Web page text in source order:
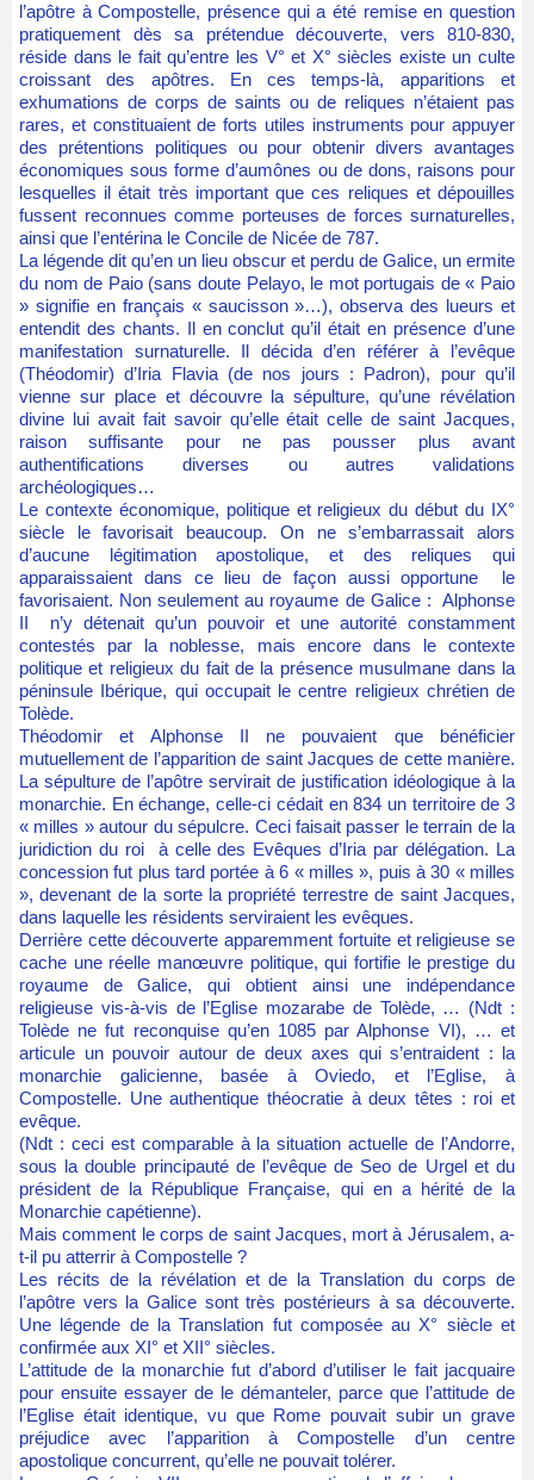
l’apôtre à Compostelle, présence qui a été remise en question
pratiquement dès sa prétendue découverte, vers 810-830,
réside dans le fait qu’entre les V° et X° siècles existe un culte
croissant des apôtres. En ces temps-là, apparitions et
exhumations de corps de saints ou de reliques n’étaient pas
rares, et constituaient de forts utiles instruments pour appuyer
des prétentions politiques ou pour obtenir divers avantages
économiques sous forme d’aumônes ou de dons, raisons pour
lesquelles il était très important que ces reliques et dépouilles
fussent reconnues comme porteuses de forces surnaturelles,
ainsi que l’entérina le Concile de Nicée de 787.
La légende dit qu’en un lieu obscur et perdu de Galice, un ermite
du nom de Paio (sans doute Pelayo, le mot portugais de « Paio
» signifie en français « saucisson »…), observa des lueurs et
entendit des chants. Il en conclut qu’il était en présence d’une
manifestation surnaturelle. Il décida d’en référer à l’evêque
(Théodomir) d’Iria Flavia (de nos jours : Padron), pour qu’il
vienne sur place et découvre la sépulture, qu’une révélation
divine lui avait fait savoir qu’elle était celle de saint Jacques,
raison suffisante pour ne pas pousser plus avant
authentifications diverses ou autres validations
archéologiques…
Le contexte économique, politique et religieux du début du IX°
siècle le favorisait beaucoup. On ne s’embarrassait alors
d’aucune légitimation apostolique, et des reliques qui
apparaissaient dans ce lieu de façon aussi opportune le
favorisaient. Non seulement au royaume de Galice : Alphonse
II n’y détenait qu’un pouvoir et une autorité constamment
contestés par la noblesse, mais encore dans le contexte
politique et religieux du fait de la présence musulmane dans la
péninsule Ibérique, qui occupait le centre religieux chrétien de
Tolède.
Théodomir et Alphonse II ne pouvaient que bénéficier
mutuellement de l’apparition de saint Jacques de cette manière.
La sépulture de l’apôtre servirait de justification idéologique à la
monarchie. En échange, celle-ci cédait en 834 un territoire de 3
« milles » autour du sépulcre. Ceci faisait passer le terrain de la
juridiction du roi à celle des Evêques d’Iria par délégation. La
concession fut plus tard portée à 6 « milles », puis à 30 « milles
», devenant de la sorte la propriété terrestre de saint Jacques,
dans laquelle les résidents serviraient les evêques.
Derrière cette découverte apparemment fortuite et religieuse se
cache une réelle manœuvre politique, qui fortifie le prestige du
royaume de Galice, qui obtient ainsi une indépendance
religieuse vis-à-vis de l’Eglise mozarabe de Tolède, … (Ndt :
Tolède ne fut reconquise qu’en 1085 par Alphonse VI), … et
articule un pouvoir autour de deux axes qui s’entraident : la
monarchie galicienne, basée à Oviedo, et l’Eglise, à
Compostelle. Une authentique théocratie à deux têtes : roi et
evêque.
(Ndt : ceci est comparable à la situation actuelle de l’Andorre,
sous la double principauté de l’evêque de Seo de Urgel et du
président de la République Française, qui en a hérité de la
Monarchie capétienne).
Mais comment le corps de saint Jacques, mort à Jérusalem, a-
t-il pu atterrir à Compostelle ?
Les récits de la révélation et de la Translation du corps de
l’apôtre vers la Galice sont très postérieurs à sa découverte.
Une légende de la Translation fut composée au X° siècle et
confirmée aux XI° et XII° siècles.
L’attitude de la monarchie fut d’abord d’utiliser le fait jacquaire
pour ensuite essayer de le démanteler, parce que l’attitude de
l’Eglise était identique, vu que Rome pouvait subir un grave
préjudice avec l’apparition à Compostelle d’un centre
apostolique concurrent, qu’elle ne pouvait tolérer.